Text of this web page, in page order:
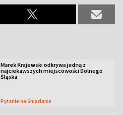
Marek Krajewski odkrywa jedną z
najciekawszych miejscowości Dolnego
Śląska
Pytanie na Śniadanie